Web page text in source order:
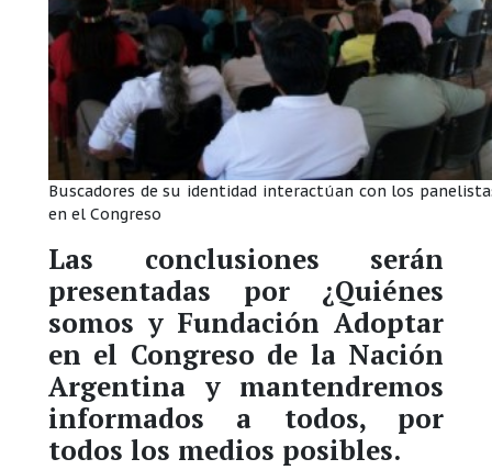
Buscadores de su identidad interactúan con los
en el Congreso
Las conclusiones serán
presentadas por ¿Quiénes
somos y Fundación Adoptar
en el Congreso de la Nación
Argentina y mantendremos
informados a todos, por
todos los medios posibles.